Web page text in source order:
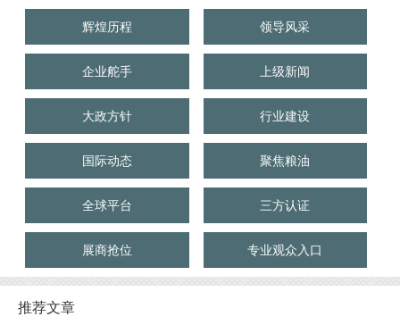
辉煌历程 领导风采
企业舵手 上级新闻
大政方针 行业建设
国际动态 聚焦粮油
全球平台 三方认证
展商抢位 专业观众入口
推荐文章